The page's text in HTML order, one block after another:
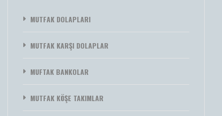
MUTFAK DOLAPLARI
MUTFAK KARŞI DOLAPLAR
MUFTAK BANKOLAR
MUTFAK KÖŞE TAKIMLAR